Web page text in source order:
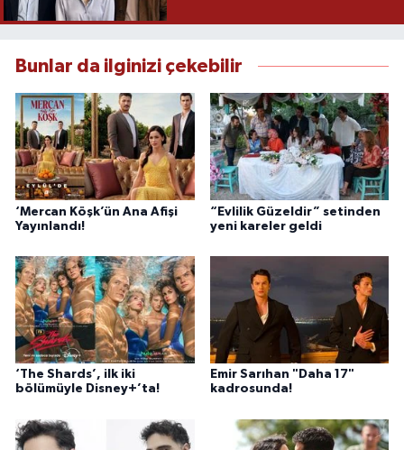
Bunlar da ilginizi çekebilir
‘Mercan Köşk’ün Ana Afişi
Yayınlandı!
“Evlilik Güzeldir” setinden
yeni kareler geldi
‘The Shards’, ilk iki
bölümüyle Disney+’ta!
Emir Sarıhan "Daha 17"
kadrosunda!